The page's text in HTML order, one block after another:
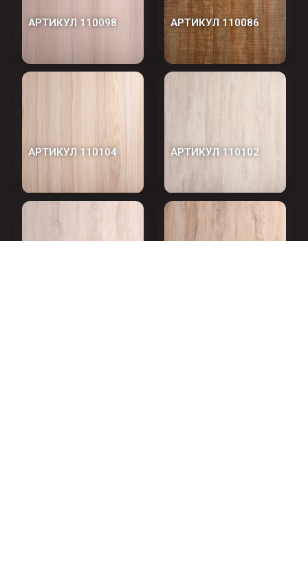
АРТИКУЛ 110098 АРТИКУЛ 110086
АРТИКУЛ 110104 АРТИКУЛ 110102